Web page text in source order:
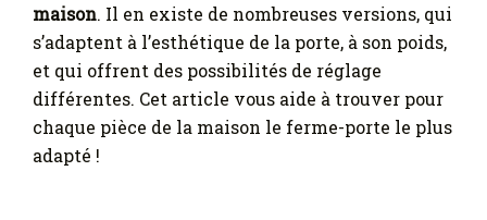
maison. Il en existe de nombreuses versions, qui
s’adaptent à l’esthétique de la porte, à son poids,
et qui offrent des possibilités de réglage
différentes. Cet article vous aide à trouver pour
chaque pièce de la maison le ferme-porte le plus
adapté !